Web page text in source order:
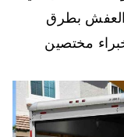
العفش بطرق
مختصين